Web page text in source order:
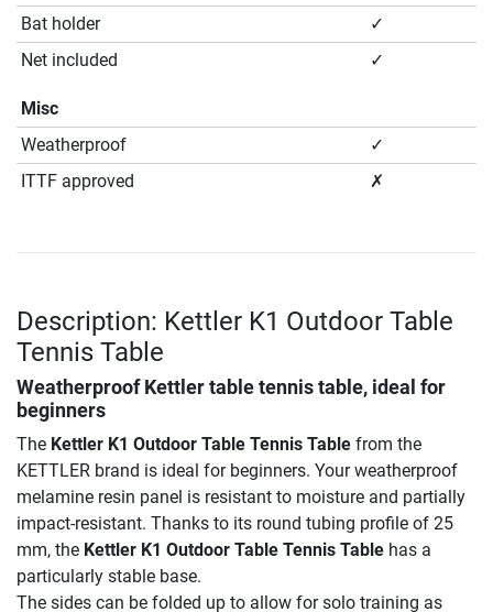
Bat holder
✓
Net included
✓
Misc
Weatherproof
✓
ITTF approved
✗
Description: Kettler K1 Outdoor Table
Tennis Table
Weatherproof Kettler table tennis table, ideal for
beginners
The Kettler K1 Outdoor Table Tennis Table from the
KETTLER brand is ideal for beginners. Your weatherproof
melamine resin panel is resistant to moisture and partially
impact-resistant. Thanks to its round tubing profile of 25
mm, the Kettler K1 Outdoor Table Tennis Table has a
particularly stable base.
The sides can be folded up to allow for solo training as